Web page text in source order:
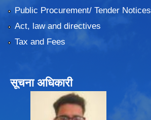
Public Procurement/ Tender Notices
Act, law and directives
Tax and Fees
सूचना अधिकारी